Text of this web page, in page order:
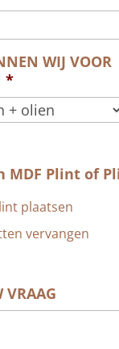
WIJ VOOR
*
MDF Plint of
plaatsen
vervangen
VRAAG